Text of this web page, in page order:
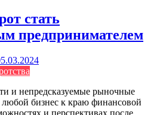
стать
предпринимателем
и непредсказуемые рыночные
любой бизнес к краю финансовой